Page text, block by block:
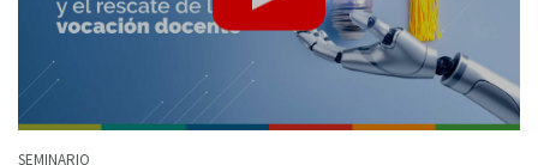
SEMINARIO